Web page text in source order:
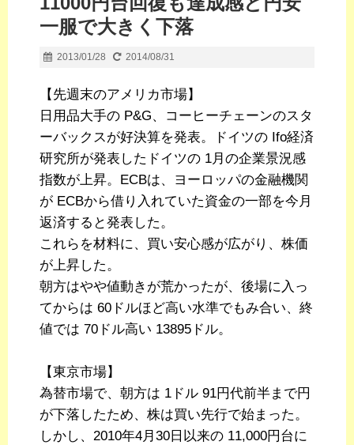
一服で大きく下落
2013/01/28 2014/08/31
【先週末のアメリカ市場】
日用品大手の P&G、コーヒーチェーンのスタ
ーバックスが好決算を発表。ドイツの Ifo経済
研究所が発表したドイツの 1月の企業景況感
指数が上昇。ECBは、ヨーロッパの金融機関
が ECBから借り入れていた資金の一部を今月
返済すると発表した。
これらを材料に、買い安心感が広がり、株価
が上昇した。
朝方はやや値動きが荒かったが、後場に入っ
てからは 60ドルほど高い水準でもみ合い、終
値では 70ドル高い 13895ドル。
【東京市場】
為替市場で、朝方は 1ドル 91円代前半まで円
が下落したため、株は買い先行で始まった。
しかし、2010年4月30日以来の 11,000円台に